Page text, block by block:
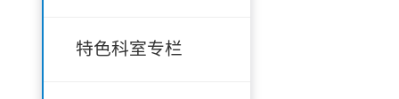
特色科室专栏